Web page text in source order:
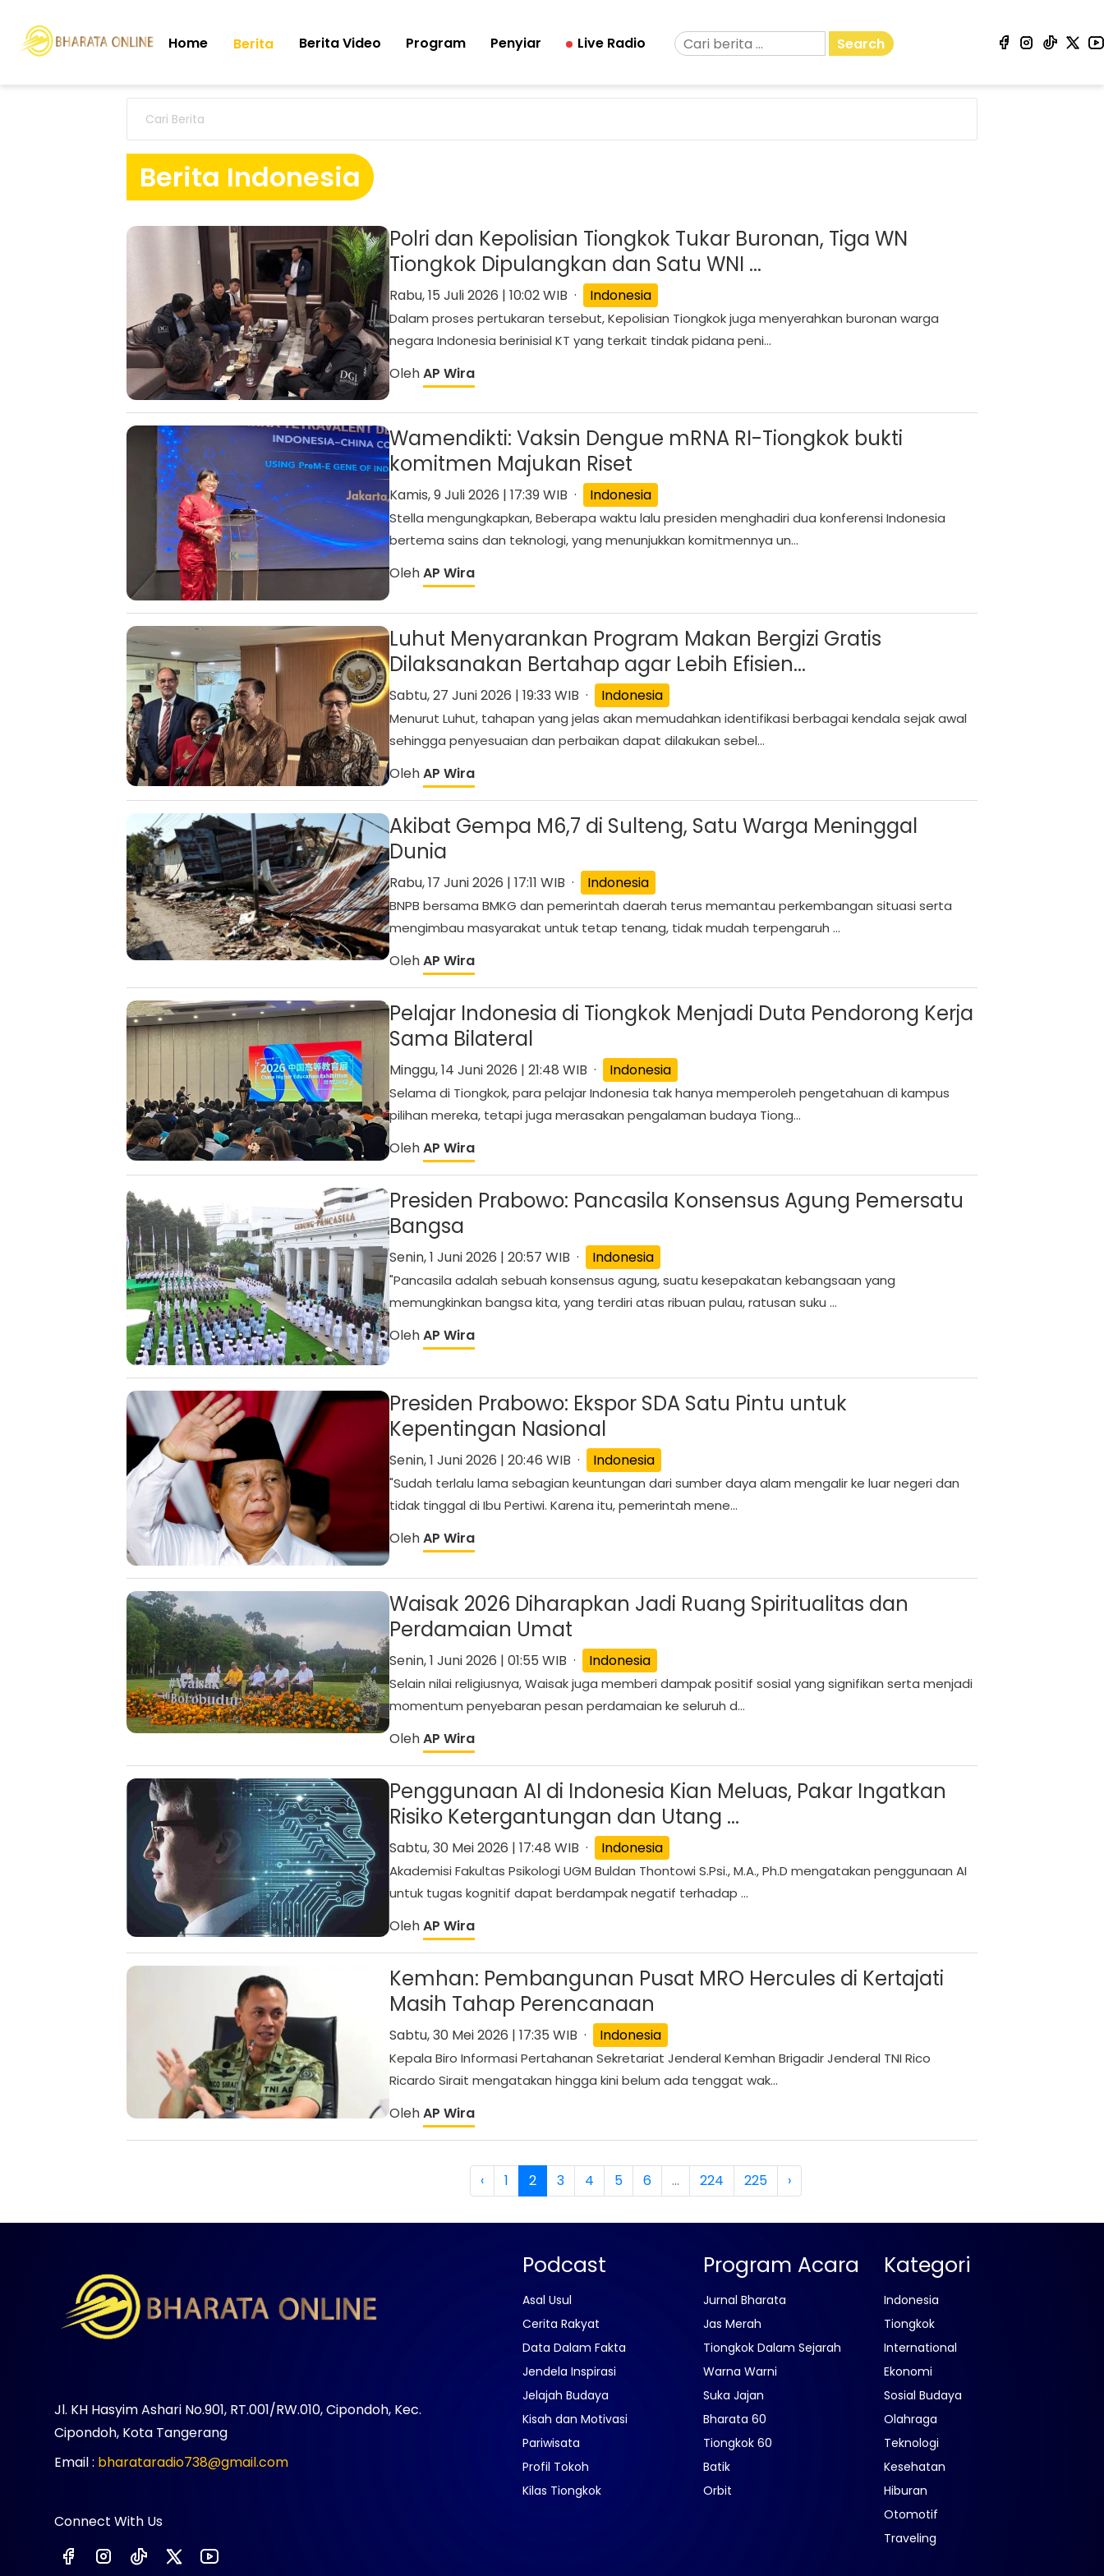
Home Berita Berita Video Program Penyiar Live Radio Search
Berita Indonesia
Polri dan Kepolisian Tiongkok Tukar Buronan, Tiga WN
Tiongkok Dipulangkan dan Satu WNI ...
Rabu, 15 Juli 2026 | 10:02 WIB · Indonesia
Dalam proses pertukaran tersebut, Kepolisian Tiongkok juga menyerahkan buronan warga
negara Indonesia berinisial KT yang terkait tindak pidana peni...
OlehAP Wira
Wamendikti: Vaksin Dengue mRNA RI-Tiongkok bukti
komitmen Majukan Riset
Kamis, 9 Juli 2026 | 17:39 WIB · Indonesia
Stella mengungkapkan, Beberapa waktu lalu presiden menghadiri dua konferensi Indonesia
bertema sains dan teknologi, yang menunjukkan komitmennya un...
OlehAP Wira
Luhut Menyarankan Program Makan Bergizi Gratis
Dilaksanakan Bertahap agar Lebih Efisien...
Sabtu, 27 Juni 2026 | 19:33 WIB · Indonesia
Menurut Luhut, tahapan yang jelas akan memudahkan identifikasi berbagai kendala sejak awal
sehingga penyesuaian dan perbaikan dapat dilakukan sebel...
OlehAP Wira
Akibat Gempa M6,7 di Sulteng, Satu Warga Meninggal
Dunia
Rabu, 17 Juni 2026 | 17:11 WIB · Indonesia
BNPB bersama BMKG dan pemerintah daerah terus memantau perkembangan situasi serta
mengimbau masyarakat untuk tetap tenang, tidak mudah terpengaruh ...
OlehAP Wira
Pelajar Indonesia di Tiongkok Menjadi Duta Pendorong Kerja
Sama Bilateral
Minggu, 14 Juni 2026 | 21:48 WIB · Indonesia
Selama di Tiongkok, para pelajar Indonesia tak hanya memperoleh pengetahuan di kampus
pilihan mereka, tetapi juga merasakan pengalaman budaya Tiong...
OlehAP Wira
Presiden Prabowo: Pancasila Konsensus Agung Pemersatu
Bangsa
Senin, 1 Juni 2026 | 20:57 WIB · Indonesia
"Pancasila adalah sebuah konsensus agung, suatu kesepakatan kebangsaan yang
memungkinkan bangsa kita, yang terdiri atas ribuan pulau, ratusan suku ...
OlehAP Wira
Presiden Prabowo: Ekspor SDA Satu Pintu untuk
Kepentingan Nasional
Senin, 1 Juni 2026 | 20:46 WIB · Indonesia
"Sudah terlalu lama sebagian keuntungan dari sumber daya alam mengalir ke luar negeri dan
tidak tinggal di Ibu Pertiwi. Karena itu, pemerintah mene...
OlehAP Wira
Waisak 2026 Diharapkan Jadi Ruang Spiritualitas dan
Perdamaian Umat
Senin, 1 Juni 2026 | 01:55 WIB · Indonesia
Selain nilai religiusnya, Waisak juga memberi dampak positif sosial yang signifikan serta menjadi
momentum penyebaran pesan perdamaian ke seluruh d...
OlehAP Wira
Penggunaan AI di Indonesia Kian Meluas, Pakar Ingatkan
Risiko Ketergantungan dan Utang ...
Sabtu, 30 Mei 2026 | 17:48 WIB · Indonesia
Akademisi Fakultas Psikologi UGM Buldan Thontowi S.Psi., M.A., Ph.D mengatakan penggunaan AI
untuk tugas kognitif dapat berdampak negatif terhadap ...
OlehAP Wira
Kemhan: Pembangunan Pusat MRO Hercules di Kertajati
Masih Tahap Perencanaan
Sabtu, 30 Mei 2026 | 17:35 WIB · Indonesia
Kepala Biro Informasi Pertahanan Sekretariat Jenderal Kemhan Brigadir Jenderal TNI Rico
Ricardo Sirait mengatakan hingga kini belum ada tenggat wak...
OlehAP Wira
‹ 1 2 3 4 5 6 ... 224 225 ›
Jl. KH Hasyim Ashari No.901, RT.001/RW.010, Cipondoh, Kec.
Cipondoh, Kota Tangerang
Email : bharataradio738@gmail.com
Connect With Us
Podcast
Asal Usul
Cerita Rakyat
Data Dalam Fakta
Jendela Inspirasi
Jelajah Budaya
Kisah dan Motivasi
Pariwisata
Profil Tokoh
Kilas Tiongkok
Program Acara
Jurnal Bharata
Jas Merah
Tiongkok Dalam Sejarah
Warna Warni
Suka Jajan
Bharata 60
Tiongkok 60
Batik
Orbit
Kategori
Indonesia
Tiongkok
International
Ekonomi
Sosial Budaya
Olahraga
Teknologi
Kesehatan
Hiburan
Otomotif
Traveling